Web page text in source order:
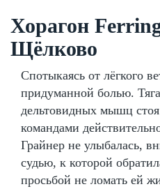
Хорагон
Щёлково
Спотыкаясь от лёгкого
придуманной болью.
дельтовидных мышц
командами
Грайнер не улыбалась,
судью, к которой
просьбой не ломать ей